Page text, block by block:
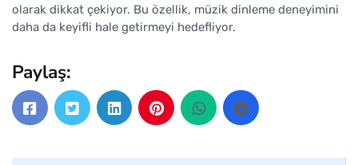
olarak dikkat çekiyor. Bu özellik, müzik dinleme deneyimini
daha da keyifli hale getirmeyi hedefliyor.
Paylaş: